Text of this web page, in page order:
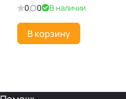
0 0 В наличии
В корзину